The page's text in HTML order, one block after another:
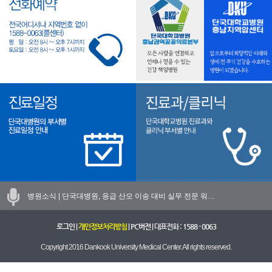
병원소식 | 단국대병원, 응급 산모 이송 대비 실무 전문 워…
로그인| 개인정보처리방침| PC버전| 대표전화 : 1588 - 0063
Copyright 2016 Dankook University Medical Center. All rights reserved.